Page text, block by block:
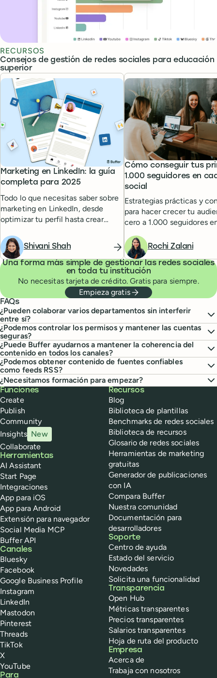
RECURSOS
Consejos de gestión de redes sociales para educación
superior
Marketing en LinkedIn: la guía
completa para 2025
Todo lo que necesitas saber sobre
marketing en LinkedIn, desde
optimizar tu perfil hasta crear
engagement.
Shivani Shah
Cómo conseguir tus
1.000 seguidores en
social
Estrategias prácticas y
para hacer crecer tu
cero a 1.000 seguidores
más.
Rochi Zalani
Una forma más simple de gestionar las redes sociales
en toda tu institución
No necesitas tarjeta de crédito. Gratis para siempre.
Empieza gratis
FAQs
¿Pueden colaborar varios departamentos sin interferir
entre sí?
¿Podemos controlar los permisos y mantener las cuentas
seguras?
¿Puede Buffer ayudarnos a mantener la coherencia del
contenido en todos los canales?
¿Podemos obtener contenido de fuentes confiables
como feeds RSS?
¿Necesitamos formación para empezar?
Buffer
Funciones
Create
Publish
Community
Insights New
Collaborate
Herramientas
AI Assistant
Start Page
Integraciones
App para iOS
App para Android
Extensión para navegador
Social Media MCP
Buffer API
Canales
Bluesky
Facebook
Google Business Profile
Instagram
LinkedIn
Mastodon
Pinterest
Threads
TikTok
X
YouTube
Para
Recursos
Blog
Biblioteca de plantillas
Benchmarks de redes sociales
Biblioteca de recursos
Glosario de redes sociales
Herramientas de marketing
gratuitas
Generador de publicaciones
con IA
Compara Buffer
Nuestra comunidad
Documentación para
desarrolladores
Soporte
Centro de ayuda
Estado del servicio
Novedades
Solicita una funcionalidad
Transparencia
Open Hub
Métricas transparentes
Precios transparentes
Salarios transparentes
Hoja de ruta del producto
Empresa
Acerca de
Trabaja con nosotros